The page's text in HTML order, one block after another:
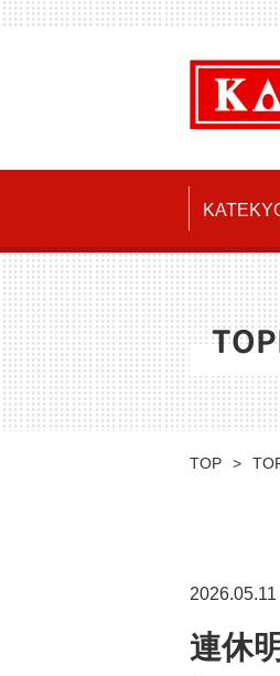
TOP
2026.05.11
連休